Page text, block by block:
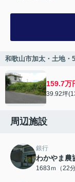
和歌山市加太・土地・
159.7万
39.92坪
周辺施設
銀行
わかやま農
1683ｍ（22分